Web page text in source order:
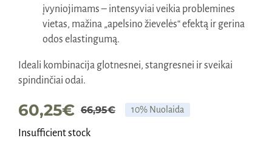
įvyniojimams – intensyviai veikia problemines
vietas, mažina „apelsino žievelės“ efektą ir gerina
odos elastingumą.
Ideali kombinacija glotnesnei, stangresnei ir sveikai
spindinčiai odai.
66,95€Original
60,25€
Current
10% Nuolaida
Insufficient stock